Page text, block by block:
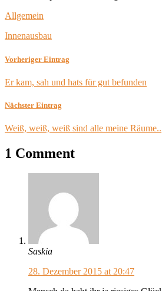
Allgemein
Innenausbau
Vorheriger Eintrag
Er kam, sah und hats für gut befunden
Nächster Eintrag
Weiß, weiß, weiß sind alle meine Räume..
1 Comment
Saskia
28. Dezember 2015 at 20:47